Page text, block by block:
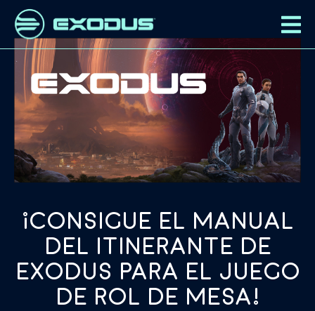
¡Consigue el manual
del Itinerante de
EXODUS para el juego
de rol de mesa!